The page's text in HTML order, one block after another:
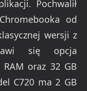
Pochwalił
od
wersji z
się opcja
oraz 32 GB
C720 ma 2 GB